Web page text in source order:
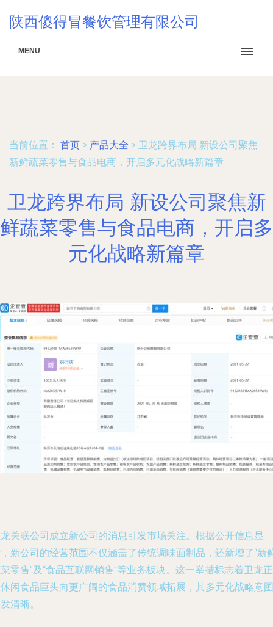
陕西傻得冒餐饮管理有限公司
MENU
当前位置： 首页 > 产品大全 > 卫龙跨界布局 新设公司聚焦
新鲜蔬菜零售与食品电商，开启多元化战略新篇章
卫龙跨界布局 新设公司聚焦新
鲜蔬菜零售与食品电商，开启多
元化战略新篇章
关联公司成立新公司的消息引发市场关注。根据公开信息显
新公司的经营范围不仅涵盖了传统调味面制品，还新增了“新
零售”及“食品互联网销售”等业务板块。这一举措标志着卫龙正
闲食品巨头向更广阔的食品消费领域拓展，其多元化战略意图
清晰。